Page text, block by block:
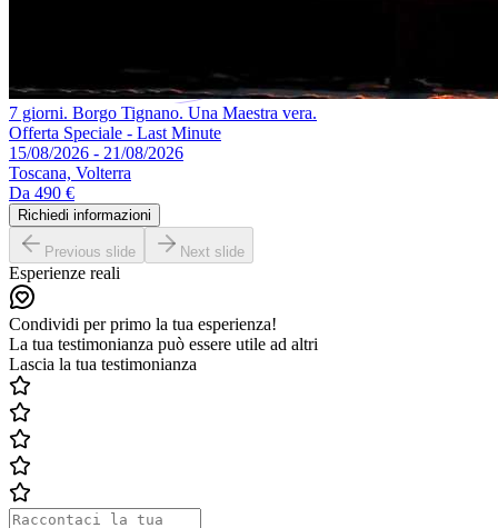
7 giorni. Borgo Tignano. Una Maestra vera.
Offerta Speciale - Last Minute
15/08/2026 - 21/08/2026
Toscana, Volterra
Da 490 €
Richiedi informazioni
Previous slide Next slide
Esperienze reali
Condividi per primo la tua esperienza!
La tua testimonianza può essere utile ad altri
Lascia la tua testimonianza